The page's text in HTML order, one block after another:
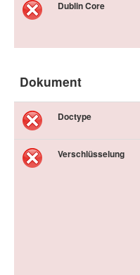
Dublin Core
Dokument
Doctype
Verschlüsselung